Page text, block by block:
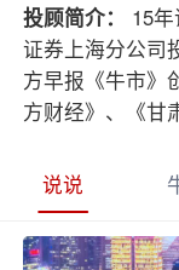
投顾简介：
15年
证券上海分公司
方早报《牛市》
方财经》、《甘
说说